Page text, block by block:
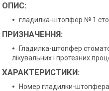
ОПИС:
гладилка-штопфер № 1
ПРИЗНАЧЕННЯ:
Гладилка-штопфер
лікувальних і протезних
ХАРАКТЕРИСТИКИ:
Номер гладилки-